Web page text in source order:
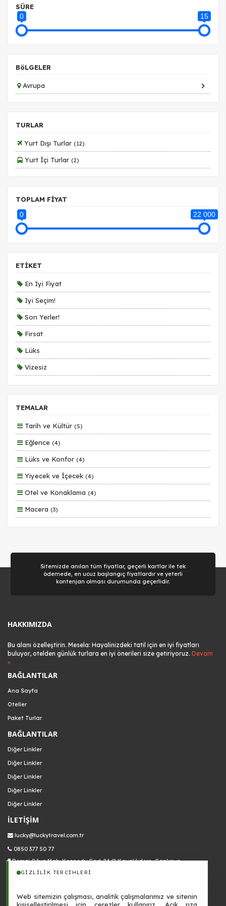
GIZLILIK TERCIHLERI
Web sitemizin çalışması, analitik çalışmalarımız ve sitenin
Pazarlama Çerezleri
kullanılır. Kapatırsanız reklamları görmeye devam
SÜRE
0
15
BöLGELER
Avrupa
TURLAR
Yurt Dışı Turlar (12)
Yurt İçi Turlar (2)
TOPLAM FİYAT
0
22 000
ETİKET
En Iyi Fiyat
Iyi Seçim!
Son Yerler!
Fırsat
Lüks
Vizesiz
Planlanan
Otobüs Ile
Uçak Ile
Ekstralar Dahil
TEMALAR
Tarih ve Kültür (5)
Eğlence (4)
Lüks ve Konfor (4)
Yiyecek ve İçecek (4)
Otel ve Konaklama (4)
Macera (3)
Sitemizde anılan tüm fiyatlar, geçerli kartlar ile tek
ödemede, en ucuz başlangıç fiyatlardır ve yeterli
kontenjan olması durumunda geçerlidir.
HAKKIMIZDA
Bu alanı özelleştirin. Mesela: Hayalinizdeki tatil için en iyi fiyatları
buluyor, otelden günlük turlara en iyi önerileri size getiriyoruz. Devam
»
BAĞLANTILAR
Ana Sayfa
Oteller
Paket Turlar
BAĞLANTILAR
Diğer Linkler
Diğer Linkler
Diğer Linkler
Diğer Linkler
Diğer Linkler
İLETİŞİM
lucky@luckytravel.com.tr
0850 377 50 77
Remzi Oğuz Mah. Kennedy Cad. 24/2 Kavaklıdere, Çankaya